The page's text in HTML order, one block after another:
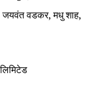
जयवंत वडकर, मधु शाह,